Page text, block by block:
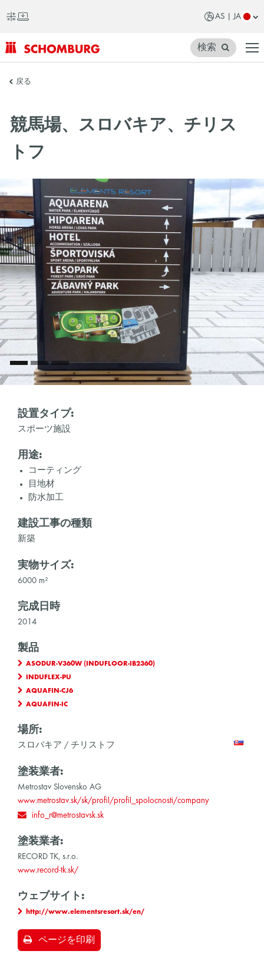
AS | JA
SCHOMBURG
ジ
検索
戻る
競馬場、スロバキア、チリス
トフ
設置タイプ:
スポーツ施設
用途:
コーティング
目地材
防水加工
建設工事の種類
新築
実物サイズ:
6000 m²
完成日時
2014
製品
ASODUR-V360W (INDUFLOOR-IB2360)
INDUFLEX-PU
AQUAFIN-CJ6
AQUAFIN-IC
場所:
スロバキア / チリストフ
塗装業者:
Metrostav Slovensko AG
www.metrostav.sk/sk/profil/profil_spolocnosti/company
info_r@metrostavsk.sk
塗装業者:
RECORD TK, s.r.o.
www.record-tk.sk/
ウェブサイト:
http://www.elementsresort.sk/en/
ページを印刷